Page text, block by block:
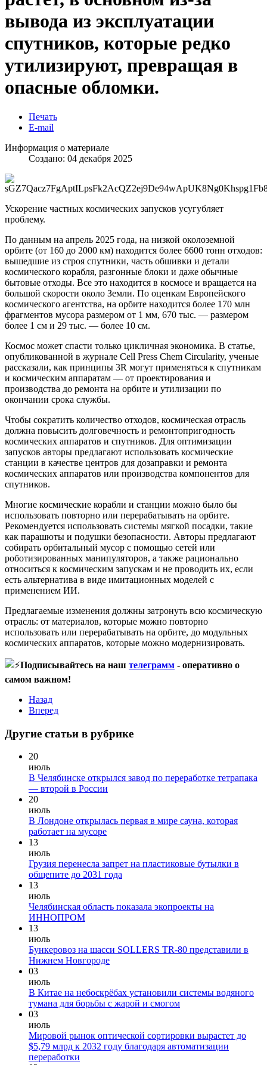
вывода из эксплуатации
спутников, которые редко
утилизируют, превращая в
опасные обломки.
Печать
E-mail
Информация о материале
Создано: 04 декабря 2025
Ускорение частных космических запусков усугубляет
проблему.
По данным на апрель 2025 года, на низкой околоземной
орбите (от 160 до 2000 км) находится более 6600 тонн отходов:
вышедшие из строя спутники, часть обшивки и детали
космического корабля, разгонные блоки и даже обычные
бытовые отходы. Все это находится в космосе и вращается на
большой скорости около Земли. По оценкам Европейского
космического агентства, на орбите находится более 170 млн
фрагментов мусора размером от 1 мм, 670 тыс. — размером
более 1 см и 29 тыс. — более 10 см.
Космос может спасти только цикличная экономика. В статье,
опубликованной в журнале Cell Press Chem Circularity, ученые
рассказали, как принципы 3R могут применяться к спутникам
и космическим аппаратам — от проектирования и
производства до ремонта на орбите и утилизации по
окончании срока службы.
Чтобы сократить количество отходов, космическая отрасль
должна повысить долговечность и ремонтопригодность
космических аппаратов и спутников. Для оптимизации
запусков авторы предлагают использовать космические
станции в качестве центров для дозаправки и ремонта
космических аппаратов или производства компонентов для
спутников.
Многие космические корабли и станции можно было бы
использовать повторно или перерабатывать на орбите.
Рекомендуется использовать системы мягкой посадки, такие
как парашюты и подушки безопасности. Авторы предлагают
собирать орбитальный мусор с помощью сетей или
роботизированных манипуляторов, а также рационально
относиться к космическим запускам и не проводить их, если
есть альтернатива в виде имитационных моделей с
применением ИИ.
Предлагаемые изменения должны затронуть всю космическую
отрасль: от материалов, которые можно повторно
использовать или перерабатывать на орбите, до модульных
космических аппаратов, которые можно модернизировать.
Подписывайтесь на наш телеграмм - оперативно о
самом важном!
Назад
Вперед
Другие статьи в рубрике
20
июль
В Челябинске открылся завод по переработке тетрапака
— второй в России
20
июль
В Лондоне открылась первая в мире сауна, которая
работает на мусоре
13
июль
Грузия перенесла запрет на пластиковые бутылки в
общепите до 2031 года
13
июль
Челябинская область показала экопроекты на
ИННОПРОМ
13
июль
Бункеровоз на шасси SOLLERS TR-80 представили в
Нижнем Новгороде
03
июль
В Китае на небоскрёбах установили системы водяного
тумана для борьбы с жарой и смогом
03
июль
Мировой рынок оптической сортировки вырастет до
$5,79 млрд к 2032 году благодаря автоматизации
переработки